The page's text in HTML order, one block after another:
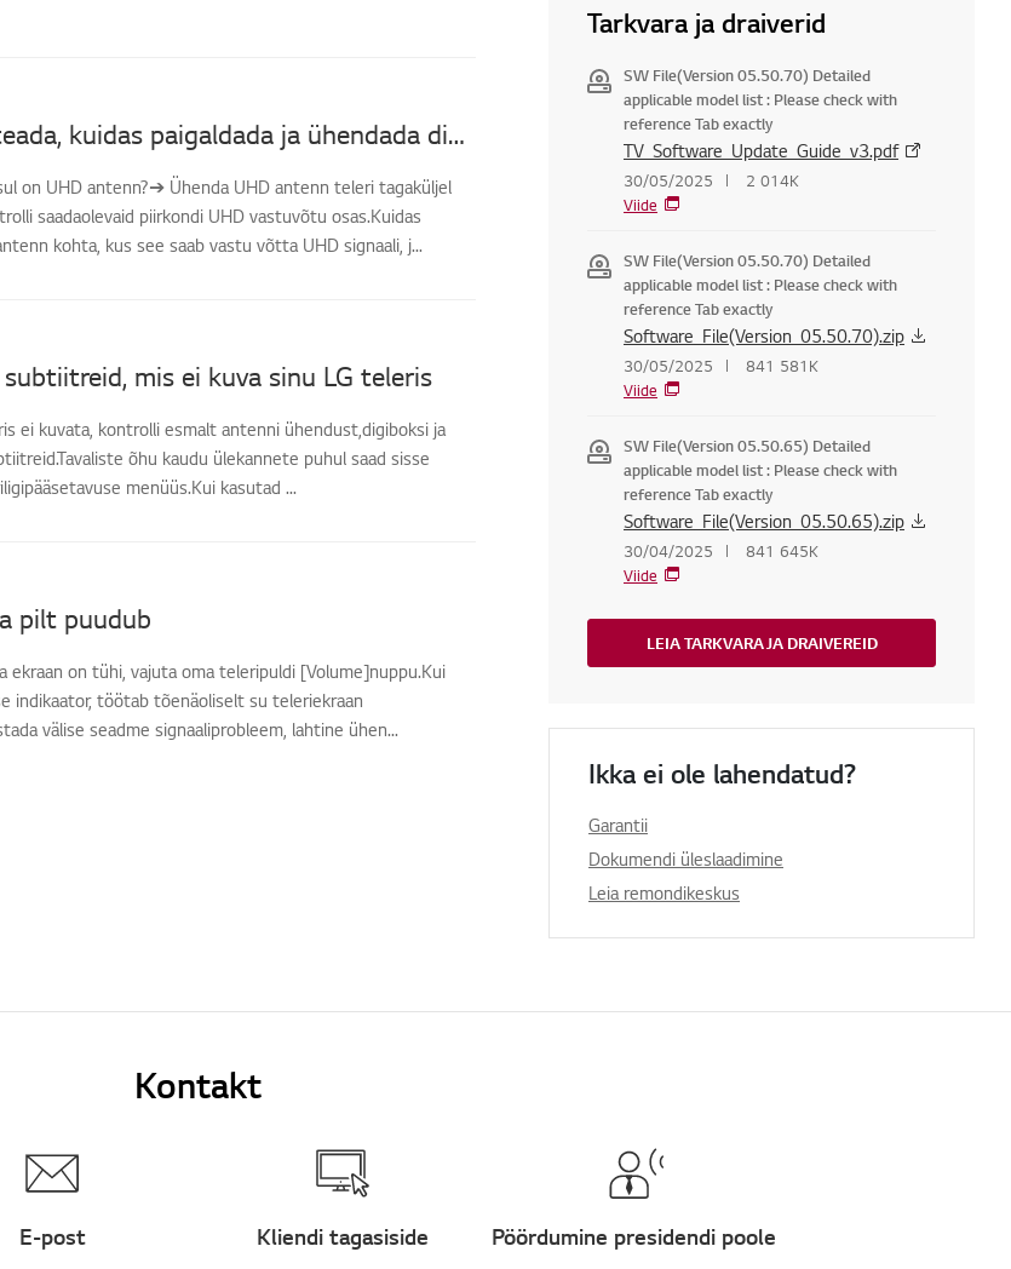
[LG TV] Tahaksin teada, kuidas paigaldada ja ühendada digitaalantenni (UHD) ning vaadata telerit
on UHD antenn?➔ Ühenda UHD antenn teleri tagaküljel
saadaolevaid piirkondi UHD vastuvõtu osas.Kuidas
kohta, kus see saab vastu võtta UHD signaali, j...
mis ei kuva sinu LG teleris
ei kuvata, kontrolli esmalt antenni ühendust,digiboksi ja
õhu kaudu ülekannete puhul saad sisse
menüüs.Kui kasutad ...
pilt puudub
ekraan on tühi, vajuta oma teleripuldi [Volume]nuppu.Kui
indikaator, töötab tõenäoliselt su teleriekraan
välise seadme signaaliprobleem, lahtine ühen...
Tarkvara ja draiverid
SW File(Version 05.50.70) Detailed
applicable model list : Please check with
reference Tab exactly
TV_Software_Update_Guide_v3.pdf
30/05/2025
2 014K
Viide
SW File(Version 05.50.70) Detailed
applicable model list : Please check with
reference Tab exactly
Software_File(Version_05.50.70).zip
30/05/2025
841 581K
Viide
SW File(Version 05.50.65) Detailed
applicable model list : Please check with
reference Tab exactly
Software_File(Version_05.50.65).zip
30/04/2025
841 645K
Viide
LEIA TARKVARA JA DRAIVEREID
Ikka ei ole lahendatud?
Garantii
Dokumendi üleslaadimine
Leia remondikeskus
Kontakt
E-post Kliendi tagasiside Pöördumine presidendi poole